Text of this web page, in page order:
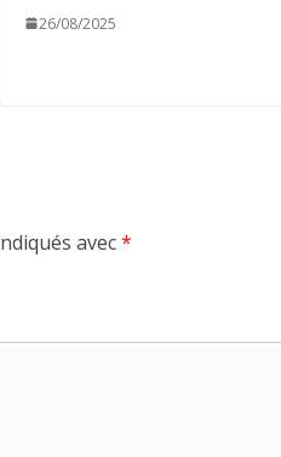
26/08/2025
avec*